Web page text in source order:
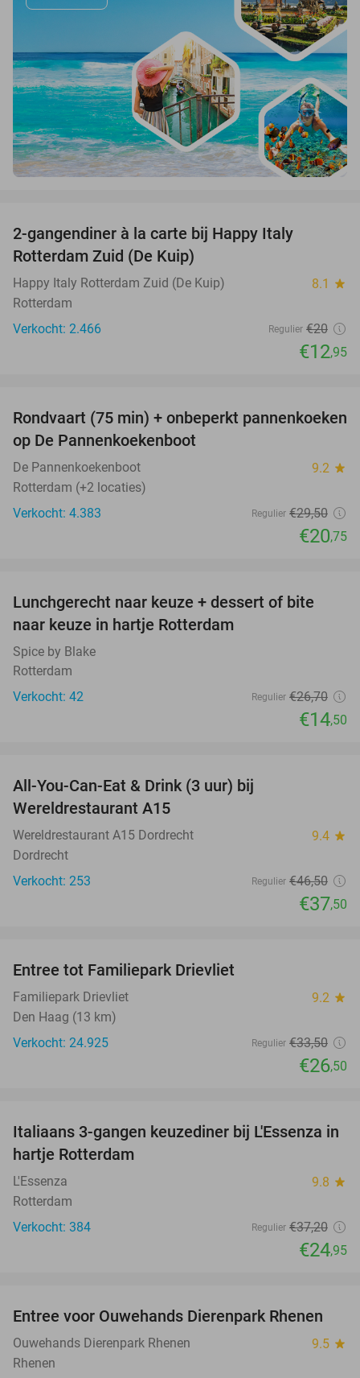
2-gangendiner à la carte bij Happy Italy
Rotterdam Zuid (De Kuip)
Happy Italy Rotterdam Zuid (De Kuip) 8.1 star
Rotterdam
Verkocht: 2.466
Regulier €20
€12,95
30%
Rondvaart (75 min) + onbeperkt pannenkoeken
op De Pannenkoekenboot
De Pannenkoekenboot 9.2 star
Rotterdam (+2 locaties)
Verkocht: 4.383
Regulier €29,50
€20,75
46%
Lunchgerecht naar keuze + dessert of bite
naar keuze in hartje Rotterdam
Spice by Blake
Rotterdam
Verkocht: 42
Regulier €26,70
€14,50
All-You-Can-Eat & Drink (3 uur) bij
Wereldrestaurant A15
Wereldrestaurant A15 Dordrecht 9.4 star
Dordrecht
Verkocht: 253
Regulier €46,50
€37,50
Entree tot Familiepark Drievliet
Familiepark Drievliet 9.2 star
Den Haag (13 km)
Verkocht: 24.925
Regulier €33,50
€26,50
33%
Italiaans 3-gangen keuzediner bij L'Essenza in
hartje Rotterdam
L'Essenza 9.8 star
Rotterdam
Verkocht: 384
Regulier €37,20
€24,95
19%
Entree voor Ouwehands Dierenpark Rhenen
Ouwehands Dierenpark Rhenen 9.5 star
Rhenen